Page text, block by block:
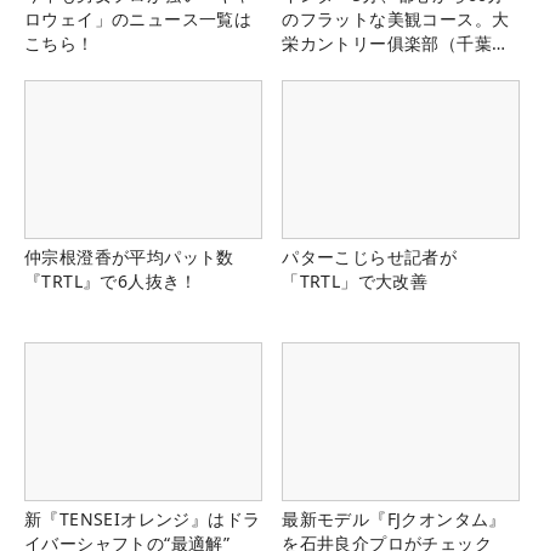
ロウェイ」のニュース一覧は
こちら！
のフラットな美観コース。大
栄カントリー俱楽部（千葉
仲宗根澄香が平均パット数
『TRTL』で6人抜き！
パターこじらせ記者が
「TRTL」で大改善
新『TENSEIオレンジ』はドラ
イバーシャフトの“最適解”
最新モデル『FJクオンタム』
を石井良介プロがチェック